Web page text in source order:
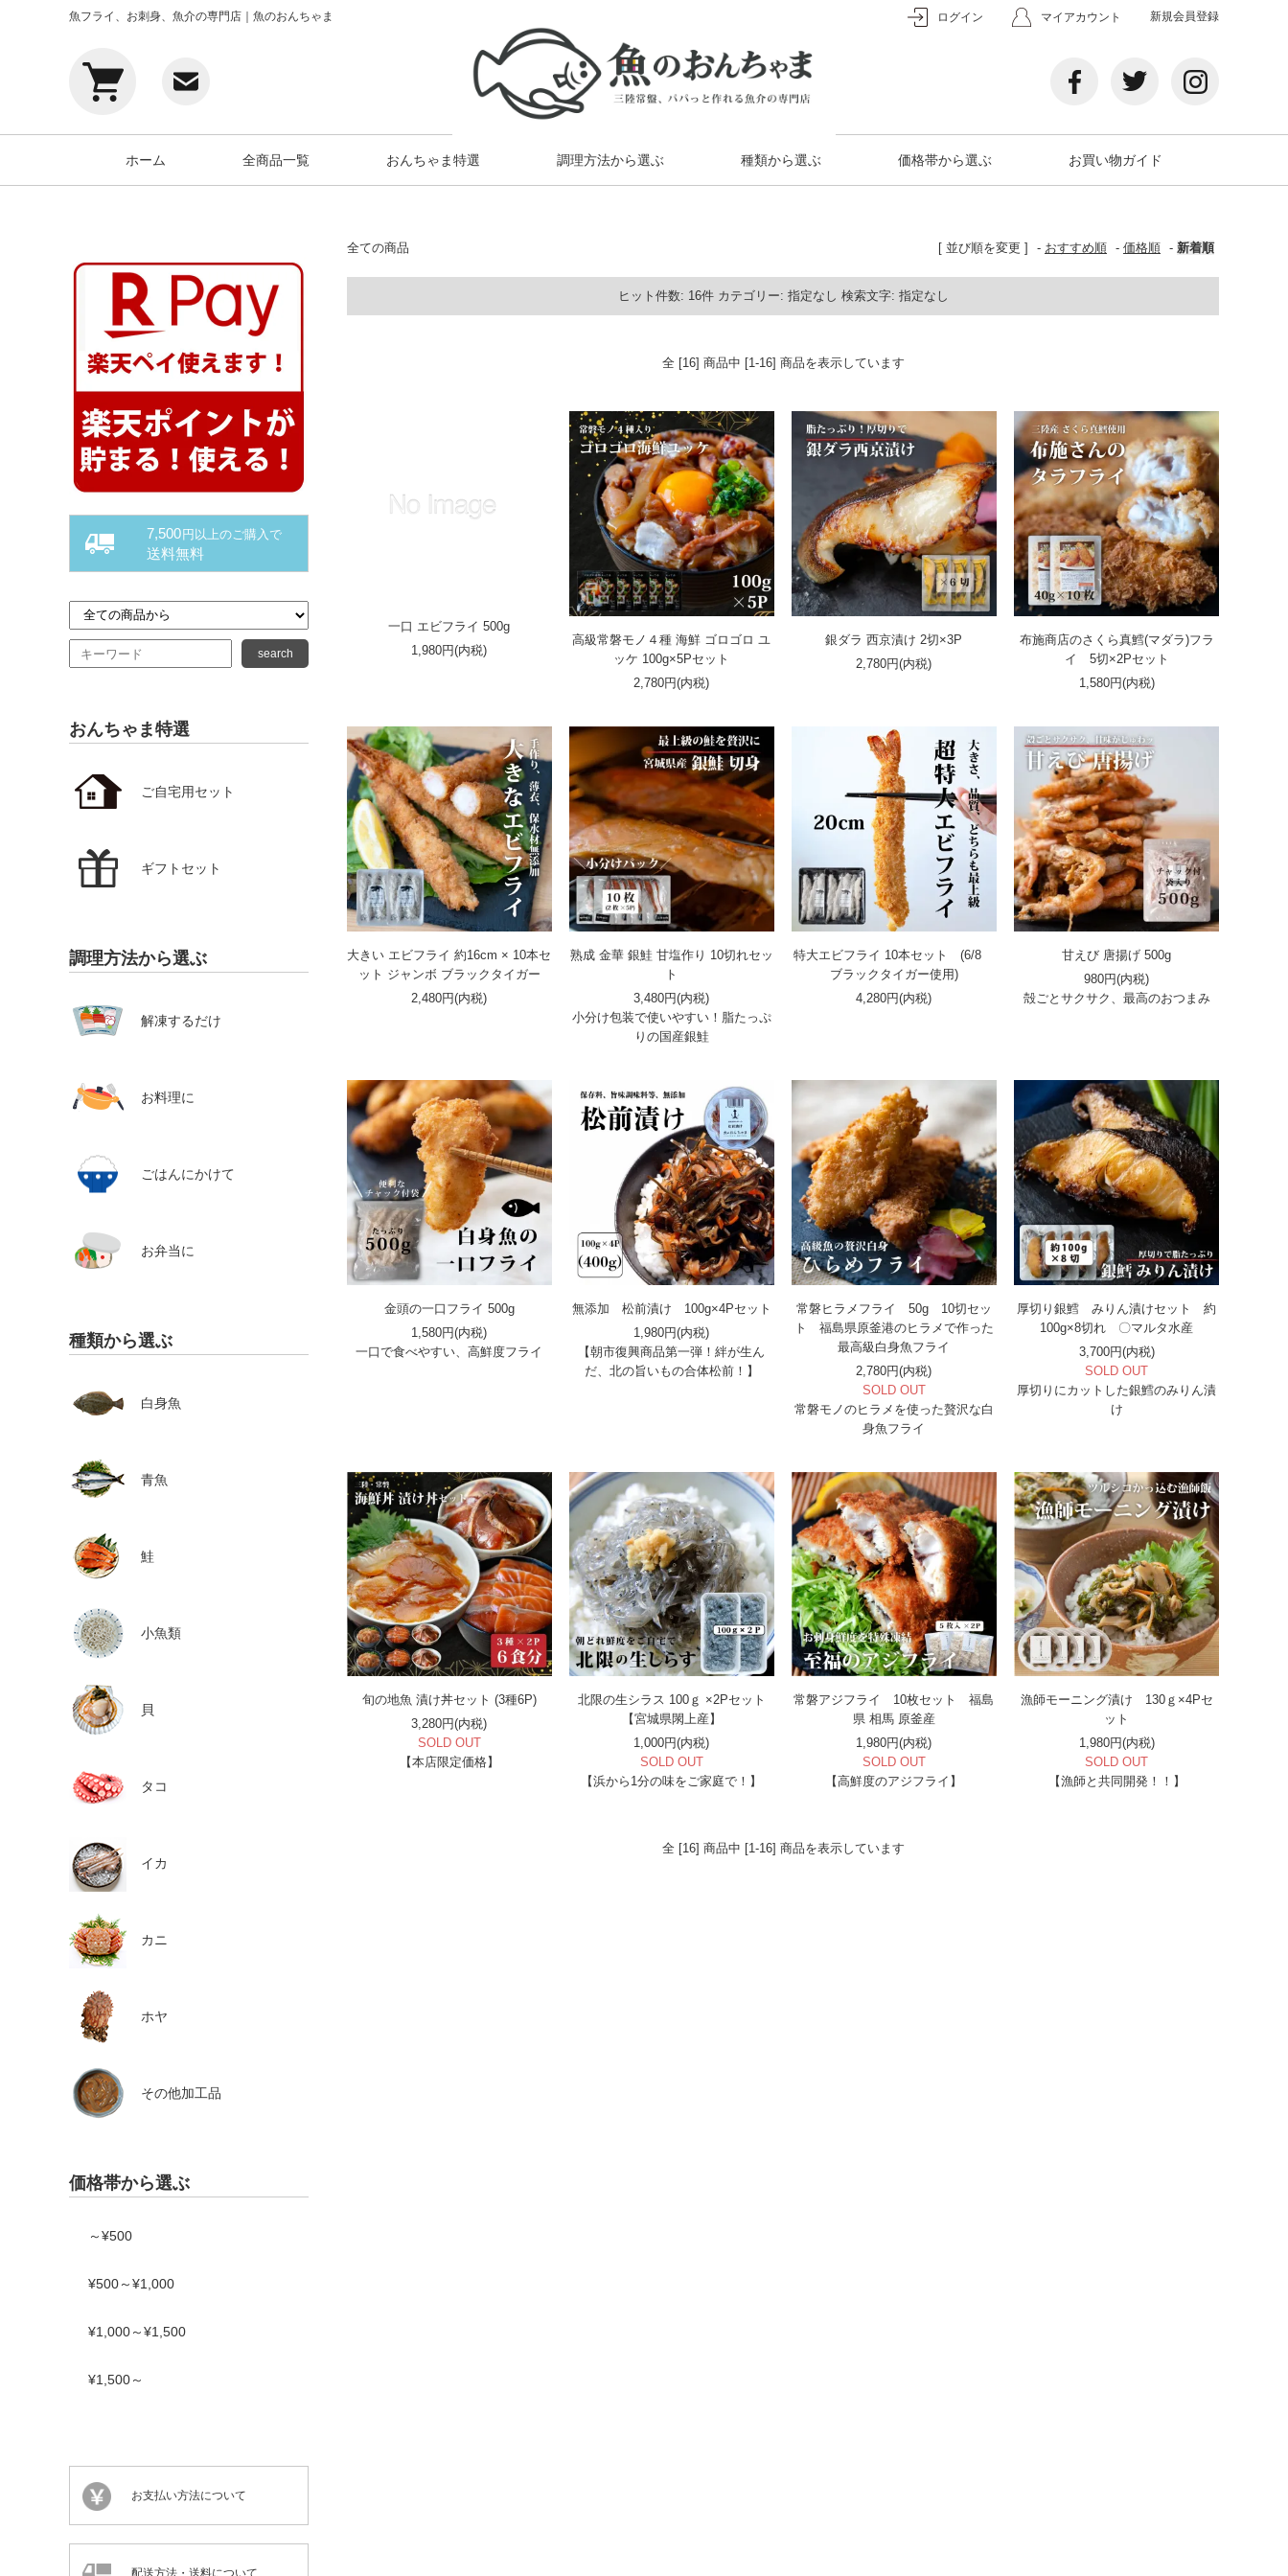
魚フライ、お刺身、魚介の専門店｜魚のおんちゃま ログイン マイアカウント 新規会員登録
ホーム 全商品一覧 おんちゃま特選 調理方法から選ぶ 種類から選ぶ 価格帯から選ぶ お買い物ガイド
[ 並び順を変更 ] - おすすめ順 - 価格順 - 新着順
全ての商品
ヒット件数: 16件 カテゴリー: 指定なし 検索文字: 指定なし
全 [16] 商品中 [1-16] 商品を表示しています
一口 エビフライ 500g
1,980円(内税)
高級常磐モノ４種 海鮮 ゴロゴロ ユ
ッケ 100g×5Pセット
2,780円(内税)
銀ダラ 西京漬け 2切×3P
2,780円(内税)
布施商店のさくら真鱈(マダラ)フラ
イ 5切×2Pセット
1,580円(内税)
大きい エビフライ 約16cm × 10本セ
ット ジャンボ ブラックタイガー
2,480円(内税)
熟成 金華 銀鮭 甘塩作り 10切れセッ
ト
3,480円(内税)
小分け包装で使いやすい！脂たっぷ
りの国産銀鮭
特大エビフライ 10本セット (6/8
ブラックタイガー使用)
4,280円(内税)
甘えび 唐揚げ 500g
980円(内税)
殻ごとサクサク、最高のおつまみ
金頭の一口フライ 500g
1,580円(内税)
一口で食べやすい、高鮮度フライ
無添加 松前漬け 100g×4Pセット
1,980円(内税)
【朝市復興商品第一弾！絆が生ん
だ、北の旨いもの合体松前！】
常磐ヒラメフライ 50g 10切セッ
ト 福島県原釜港のヒラメで作った
最高級白身魚フライ
2,780円(内税)
SOLD OUT
常磐モノのヒラメを使った贅沢な白
身魚フライ
厚切り銀鱈 みりん漬けセット 約
100g×8切れ 〇マルタ水産
3,700円(内税)
SOLD OUT
厚切りにカットした銀鱈のみりん漬
け
旬の地魚 漬け丼セット (3種6P)
3,280円(内税)
SOLD OUT
【本店限定価格】
北限の生シラス 100ｇ ×2Pセット
【宮城県閖上産】
1,000円(内税)
SOLD OUT
【浜から1分の味をご家庭で！】
常磐アジフライ 10枚セット 福島
県 相馬 原釜産
1,980円(内税)
SOLD OUT
【高鮮度のアジフライ】
漁師モーニング漬け 130ｇ×4Pセ
ット
1,980円(内税)
SOLD OUT
【漁師と共同開発！！】
全 [16] 商品中 [1-16] 商品を表示しています
7,500 円以上のご購入で
送料無料
search
おんちゃま特選
ご自宅用セット
ギフトセット
調理方法から選ぶ
解凍するだけ
お料理に
ごはんにかけて
お弁当に
種類から選ぶ
白身魚
青魚
鮭
小魚類
貝
タコ
イカ
カニ
ホヤ
その他加工品
価格帯から選ぶ
～¥500
¥500～¥1,000
¥1,000～¥1,500
¥1,500～
お支払い方法について
配送方法・送料について